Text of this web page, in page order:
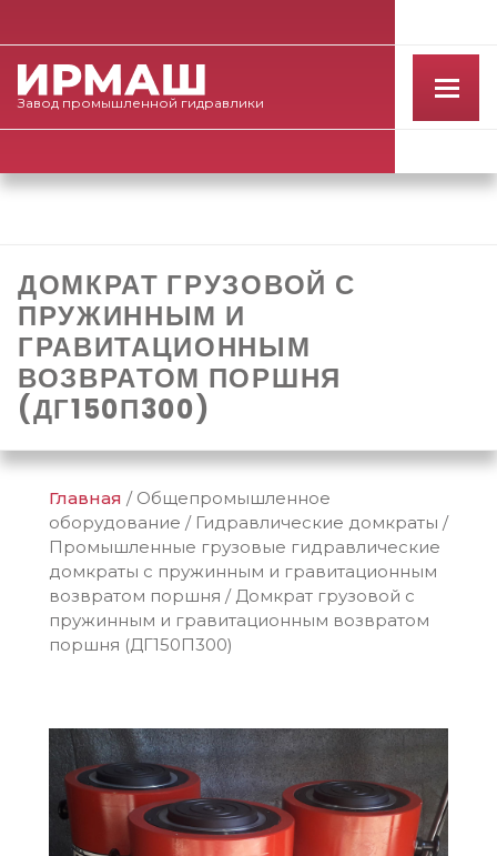
Завод промышленной гидравлики
ДОМКРАТ ГРУЗОВОЙ С
ПРУЖИННЫМ И
ГРАВИТАЦИОННЫМ
ВОЗВРАТОМ ПОРШНЯ
(ДГ150П300)
Главная / Общепромышленное
оборудование / Гидравлические домкраты /
Промышленные грузовые гидравлические
домкраты с пружинным и гравитационным
возвратом поршня / Домкрат грузовой с
пружинным и гравитационным возвратом
поршня (ДГ150П300)